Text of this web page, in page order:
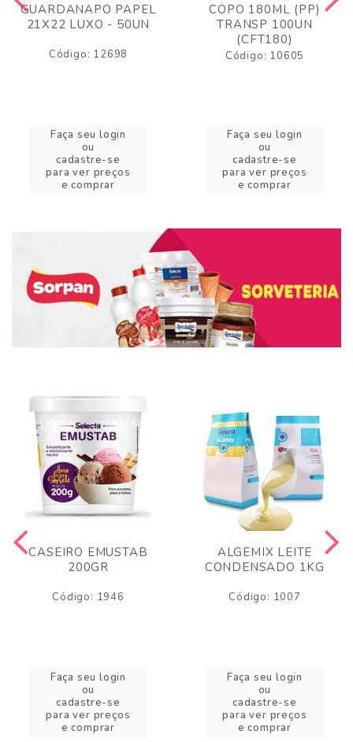
GUARDANAPO PAPEL
21X22 LUXO - 50UN
Código: 12698
Faça seu login
ou
cadastre-se
para ver preços
e comprar
COPO 180ML (PP)
TRANSP 100UN
(CFT180)
Código: 10605
Faça seu login
ou
cadastre-se
para ver preços
e comprar
CASEIRO EMUSTAB
200GR
Código: 1946
Faça seu login
ou
cadastre-se
para ver preços
e comprar
ALGEMIX LEITE
CONDENSADO 1KG
Código: 1007
Faça seu login
ou
cadastre-se
para ver preços
e comprar